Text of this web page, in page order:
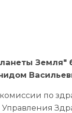
Земля"
по